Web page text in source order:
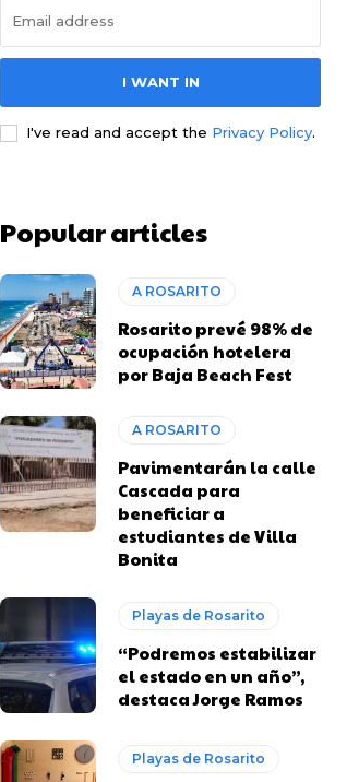
I WANT IN
I've read and accept the Privacy Policy.
Popular articles
A ROSARITO
Rosarito prevé 98% de
ocupación hotelera
por Baja Beach Fest
A ROSARITO
Pavimentarán la calle
Cascada para
beneficiar a
estudiantes de Villa
Bonita
Playas de Rosarito
“Podremos estabilizar
el estado en un año”,
destaca Jorge Ramos
Playas de Rosarito